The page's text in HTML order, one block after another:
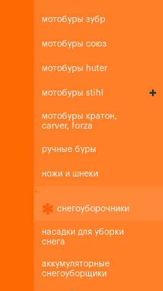
мотобуры зубр
мотобуры союз
мотобуры huter
мотобуры stihl
мотобуры кратон,
carver, forza
ручные буры
ножи и шнеки
+-
снегоуборочники
насадки для уборки
снега
аккумуляторные
снегоуборщики